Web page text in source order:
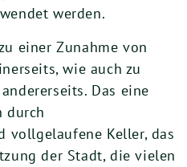
werden.
einer Zunahme von
wie auch zu
Das eine
durch
vollgelaufene Keller, das
der Stadt, die vielen